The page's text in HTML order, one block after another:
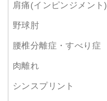
肩痛(インピンジメント)
野球肘
腰椎分離症・すべり症
肉離れ
シンスプリント